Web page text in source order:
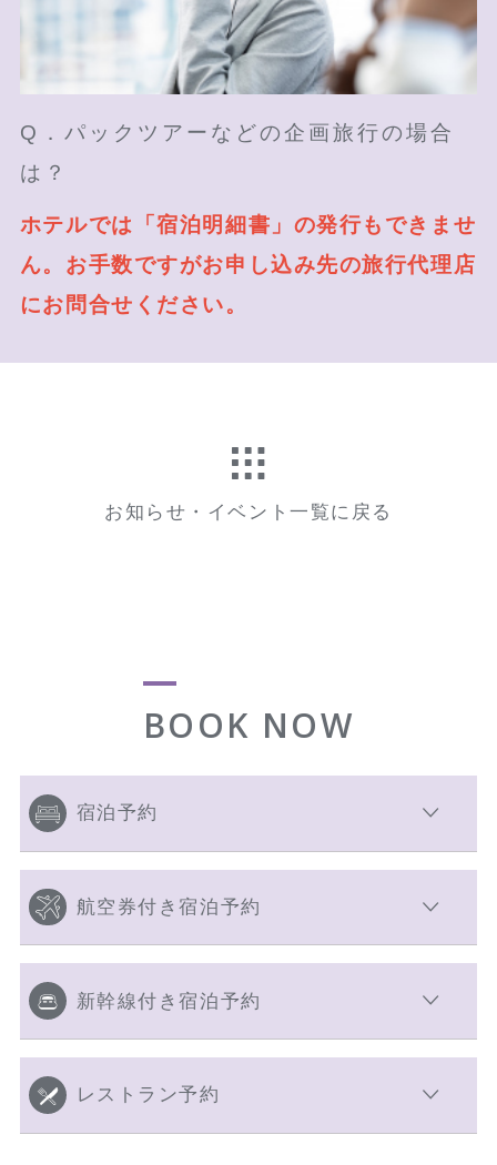
Q．パックツアーなどの企画旅行の場合
は？
ホテルでは「宿泊明細書」の発行もできませ
ん。お手数ですがお申し込み先の旅行代理店
にお問合せください。
お知らせ・イベント一覧に戻る
BOOK NOW
宿泊予約
航空券付き宿泊予約
新幹線付き宿泊予約
レストラン予約